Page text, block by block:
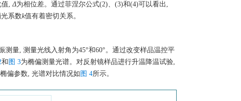
值,Δ为相位差。通过菲涅尔公式(2)、(3)和(4)可以看出,
系数k值有着密切关系。
量, 测量光线入射角为45°和60°。通过改变样品温控平
和 图 3为椭偏测量光谱。对反射镜样品进行升温降温试验,
偏参数, 光谱对比情况如 图 4所示。